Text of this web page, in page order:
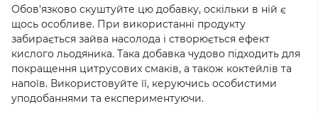
Обов'язково скуштуйте цю добавку, оскільки в ній є
щось особливе. При використанні продукту
забирається зайва насолода і створюється ефект
кислого льодяника. Така добавка чудово підходить для
покращення цитрусових смаків, а також коктейлів та
напоїв. Використовуйте її, керуючись особистими
уподобаннями та експериментуючи.